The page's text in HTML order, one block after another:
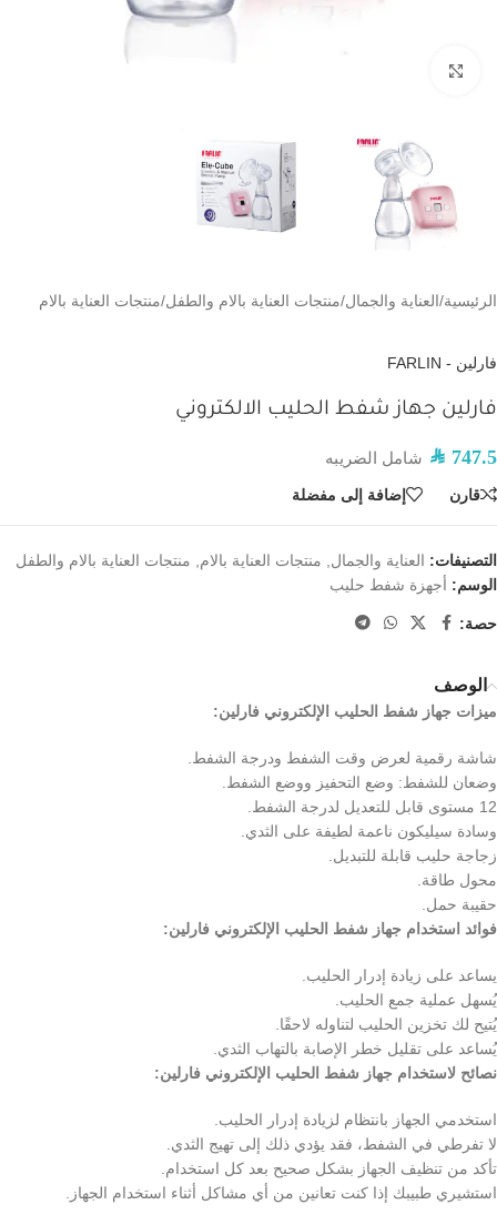
الرئيسية/العناية والجمال/منتجات العناية بالام والطفل/منتجات العناية بالام
فارلين - FARLIN
فارلين جهاز شفط الحليب الالكتروني
SAR 747.5 شامل الضريبه
قارن إضافة إلى مفضلة
التصنيفات: العناية والجمال, منتجات العناية بالام, منتجات العناية بالام والطفل
الوسم: أجهزة شفط حليب
حصة:
الوصف
ميزات جهاز شفط الحليب الإلكتروني فارلين:
شاشة رقمية لعرض وقت الشفط ودرجة الشفط.
وضعان للشفط: وضع التحفيز ووضع الشفط.
12 مستوى قابل للتعديل لدرجة الشفط.
وسادة سيليكون ناعمة لطيفة على الثدي.
زجاجة حليب قابلة للتبديل.
محول طاقة.
حقيبة حمل.
فوائد استخدام جهاز شفط الحليب الإلكتروني فارلين:
يساعد على زيادة إدرار الحليب.
يُسهل عملية جمع الحليب.
يُتيح لك تخزين الحليب لتناوله لاحقًا.
يُساعد على تقليل خطر الإصابة بالتهاب الثدي.
نصائح لاستخدام جهاز شفط الحليب الإلكتروني فارلين:
استخدمي الجهاز بانتظام لزيادة إدرار الحليب.
لا تفرطي في الشفط، فقد يؤدي ذلك إلى تهيج الثدي.
تأكد من تنظيف الجهاز بشكل صحيح بعد كل استخدام.
استشيري طبيبك إذا كنت تعانين من أي مشاكل أثناء استخدام الجهاز.